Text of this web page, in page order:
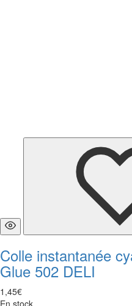
Colle instantanée
Glue 502 DELI
1 ,45€